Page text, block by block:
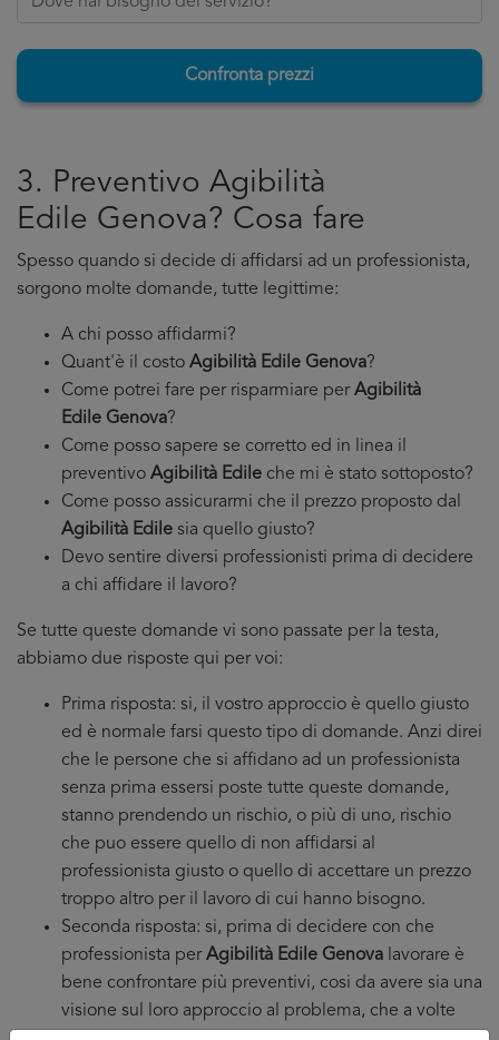
Confronta prezzi
3. Preventivo Agibilità
Edile Genova? Cosa fare
Spesso quando si decide di affidarsi ad un professionista,
sorgono molte domande, tutte legittime:
A chi posso affidarmi?
Quant'è il costo Agibilità Edile Genova?
Come potrei fare per risparmiare perAgibilità
Edile Genova?
Come posso sapere se corretto ed in linea il
preventivo Agibilità Edile che mi è stato sottoposto?
Come posso assicurarmi che il prezzo proposto dal
Agibilità Edile sia quello giusto?
Devo sentire diversi professionisti prima di decidere
a chi affidare il lavoro?
Se tutte queste domande vi sono passate per la testa,
abbiamo due risposte qui per voi:
Prima risposta: si, il vostro approccio è quello giusto
ed è normale farsi questo tipo di domande. Anzi direi
che le persone che si affidano ad un professionista
senza prima essersi poste tutte queste domande,
stanno prendendo un rischio, o più di uno, rischio
che puo essere quello di non affidarsi al
professionista giusto o quello di accettare un prezzo
troppo altro per il lavoro di cui hanno bisogno.
Seconda risposta: si, prima di decidere con che
professionista perAgibilità Edile Genova lavorare è
bene confrontare più preventivi, cosi da avere sia una
visione sul loro approccio al problema, che a volte